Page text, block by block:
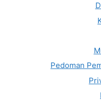
Pedoman